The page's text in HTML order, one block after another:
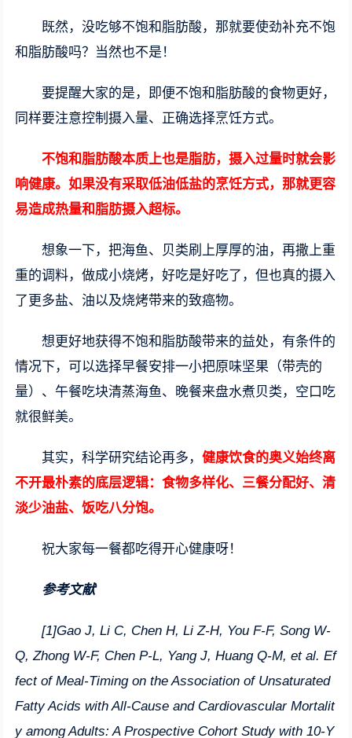
既然，没吃够不饱和脂肪酸，那就要使劲补充不饱
和脂肪酸吗？当然也不是！
要提醒大家的是，即便不饱和脂肪酸的食物更好，
同样要注意控制摄入量、正确选择烹饪方式。
不饱和脂肪酸本质上也是脂肪，摄入过量时就会影
响健康。如果没有采取低油低盐的烹饪方式，那就更容
易造成热量和脂肪摄入超标。
想象一下，把海鱼、贝类刷上厚厚的油，再撒上重
重的调料，做成小烧烤，好吃是好吃了，但也真的摄入
了更多盐、油以及烧烤带来的致癌物。
想更好地获得不饱和脂肪酸带来的益处，有条件的
情况下，可以选择早餐安排一小把原味坚果（带壳的
量）、午餐吃块清蒸海鱼、晚餐来盘水煮贝类，空口吃
就很鲜美。
其实，科学研究结论再多，健康饮食的奥义始终离
不开最朴素的底层逻辑：食物多样化、三餐分配好、清
淡少油盐、饭吃八分饱。
祝大家每一餐都吃得开心健康呀！
参考文献
[1]Gao J, Li C, Chen H, Li Z-H, You F-F, Song W-
Q, Zhong W-F, Chen P-L, Yang J, Huang Q-M, et al. Ef
fect of Meal-Timing on the Association of Unsaturated
Fatty Acids with All-Cause and Cardiovascular Mortalit
y among Adults: A Prospective Cohort Study with 10-Y